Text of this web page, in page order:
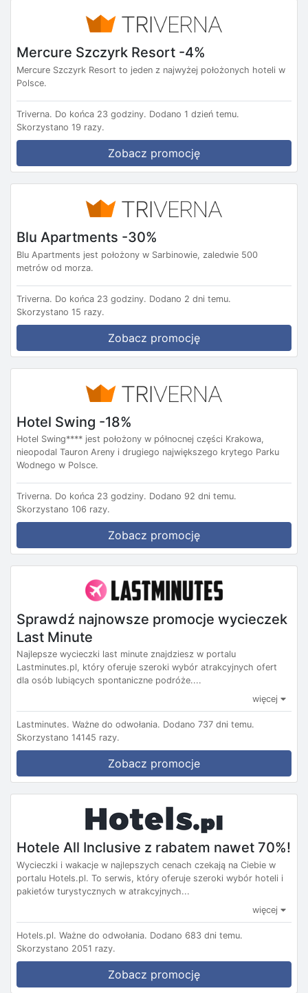
Mercure Szczyrk Resort -4%
Mercure Szczyrk Resort to jeden z najwyżej położonych hoteli w
Polsce.
Triverna. Do końca 23 godziny. Dodano 1 dzień temu.
Skorzystano 19 razy.
Zobacz promocję
Blu Apartments -30%
Blu Apartments jest położony w Sarbinowie, zaledwie 500
metrów od morza.
Triverna. Do końca 23 godziny. Dodano 2 dni temu.
Skorzystano 15 razy.
Zobacz promocję
Hotel Swing -18%
Hotel Swing**** jest położony w północnej części Krakowa,
nieopodal Tauron Areny i drugiego największego krytego Parku
Wodnego w Polsce.
Triverna. Do końca 23 godziny. Dodano 92 dni temu.
Skorzystano 106 razy.
Zobacz promocję
Sprawdź najnowsze promocje wycieczek
Last Minute
Najlepsze wycieczki last minute znajdziesz w portalu
Lastminutes.pl, który oferuje szeroki wybór atrakcyjnych ofert
dla osób lubiących spontaniczne podróże....
więcej
Lastminutes. Ważne do odwołania. Dodano 737 dni temu.
Skorzystano 14145 razy.
Zobacz promocje
Hotele All Inclusive z rabatem nawet 70%!
Wycieczki i wakacje w najlepszych cenach czekają na Ciebie w
portalu Hotels.pl. To serwis, który oferuje szeroki wybór hoteli i
pakietów turystycznych w atrakcyjnych...
więcej
Hotels.pl. Ważne do odwołania. Dodano 683 dni temu.
Skorzystano 2051 razy.
Zobacz promocję